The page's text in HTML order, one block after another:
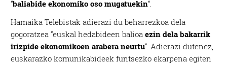
“baliabide ekonomiko oso mugatuekin“.
Hamaika Telebistak adierazi du beharrezkoa dela
gogoratzea “euskal hedabideen balioaezin dela bakarrik
irizpide ekonomikoen arabera neurtu“. Adierazi dutenez,
euskarazko komunikabideek funtsezko ekarpena egiten